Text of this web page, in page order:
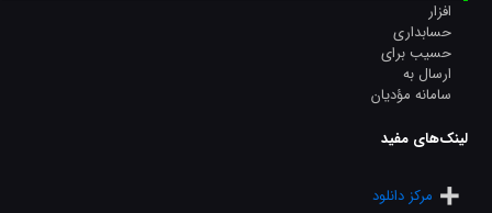
لینک‌های مفید
مرکز دانلود